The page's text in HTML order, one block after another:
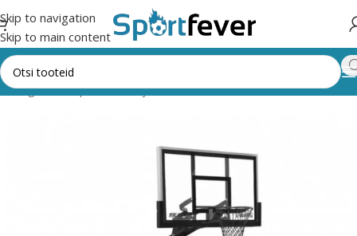
Skip to navigation
Skip to main content
Korvpall Välisväljak Teisaldatavad konstruktsioonid